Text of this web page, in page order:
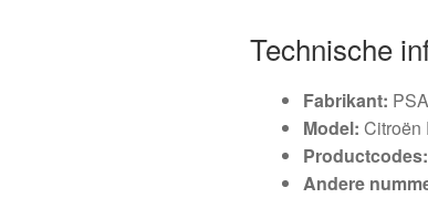
Technische
Fabrikant: PSA
Model: Citroën
Productcodes:
Andere